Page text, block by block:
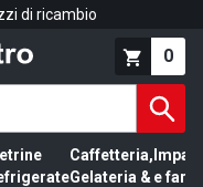
di ricambio
0
Caffetteria,
Gelateria & e